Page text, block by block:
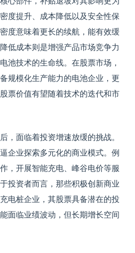
度提升、成本降低以及安全性保
度意味着更长的续航，能有效缓
低成本则是增强产品市场竞争力
池技术的生命线。在股票市场，
规模化生产能力的电池企业，更
票价值有望随着技术的迭代和市
，面临着投资增速放缓的挑战。
企业探索多元化的商业模式。例
，开展智能充电、峰谷电价等服
投资者而言，那些积极创新商业
电桩企业，其股票具备潜在的投
面临业绩波动，但长期增长空间